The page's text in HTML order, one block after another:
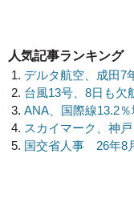
人気記事ランキング
デルタ航空、成田
台風13号、8日も
ANA、国際線13.2
スカイマーク、神
国交省人事 26年8